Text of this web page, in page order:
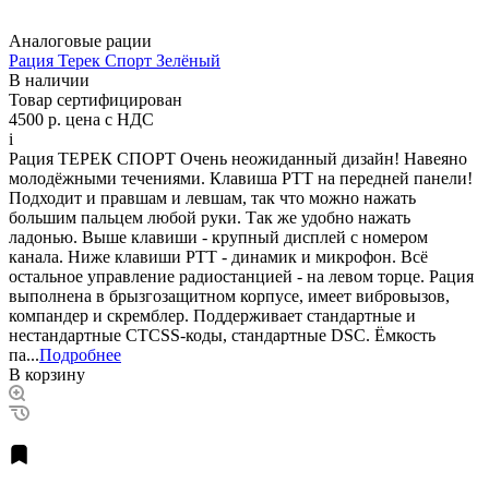
Аналоговые рации
Рация Терек Спорт Зелёный
В наличии
Товар сертифицирован
4500 р. цена с НДС
i
Рация ТЕРЕК СПОРТ Очень неожиданный дизайн! Навеяно
молодёжными течениями. Клавиша PTT на передней панели!
Подходит и правшам и левшам, так что можно нажать
большим пальцем любой руки. Так же удобно нажать
ладонью. Выше клавиши - крупный дисплей с номером
канала. Ниже клавиши РТТ - динамик и микрофон. Всё
остальное управление радиостанцией - на левом торце. Рация
выполнена в брызгозащитном корпусе, имеет вибровызов,
компандер и скремблер. Поддерживает стандартные и
нестандартные CTCSS-коды, стандартные DSC. Ёмкость
па...Подробнее
В корзину